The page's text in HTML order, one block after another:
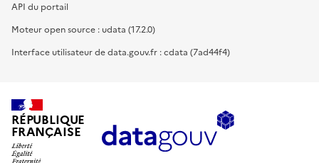
API du portail
Moteur open source : udata (17.2.0)
Interface utilisateur de data.gouv.fr : cdata (7ad44f4)
RÉPUBLIQUE
FRANÇAISE